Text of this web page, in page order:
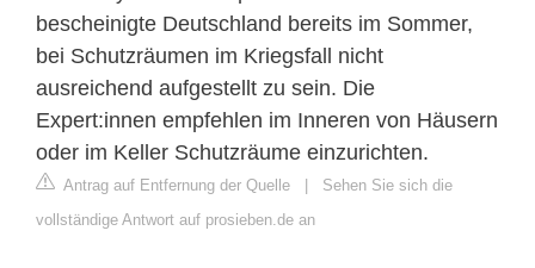
bescheinigte Deutschland bereits im Sommer,
bei Schutzräumen im Kriegsfall nicht
ausreichend aufgestellt zu sein. Die
Expert:innen empfehlen im Inneren von Häusern
oder im Keller Schutzräume einzurichten.
Antrag auf Entfernung der Quelle | Sehen Sie sich die
vollständige Antwort auf prosieben.de an